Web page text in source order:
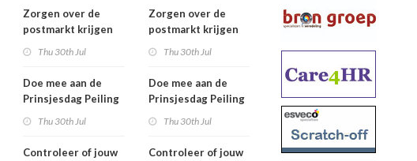
Zorgen over de
postmarkt krijgen
Thu 30th Jul
Doe mee aan de
Prinsjesdag Peiling
Thu 30th Jul
Controleer of jouw
Zorgen over de
postmarkt krijgen
Thu 30th Jul
Doe mee aan de
Prinsjesdag Peiling
Thu 30th Jul
Controleer of jouw